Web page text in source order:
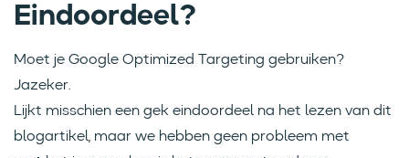
Eindoordeel?
Moet je Google Optimized Targeting gebruiken?
Jazeker.
Lijkt misschien een gek eindoordeel na het lezen van dit
blogartikel, maar we hebben geen probleem met